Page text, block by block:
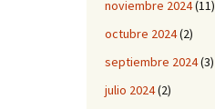
noviembre 2024(11)
octubre 2024(2)
septiembre 2024(3)
julio 2024(2)